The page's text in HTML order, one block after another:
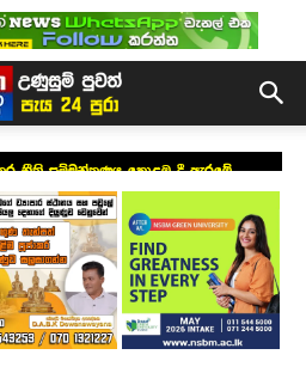
නීති සම්මන්ත්‍රණය කොළඹ දී ඇරඹේ